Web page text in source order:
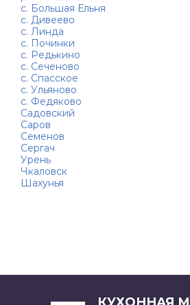
с. Большая Ельня
с. Дивеево
с. Линда
с. Починки
с. Редькино
с. Сеченово
с. Спасское
с. Ульяново
с. Федяково
Садовский
Саров
Семенов
Сергач
Урень
Чкаловск
Шахунья
КУХОННАЯ